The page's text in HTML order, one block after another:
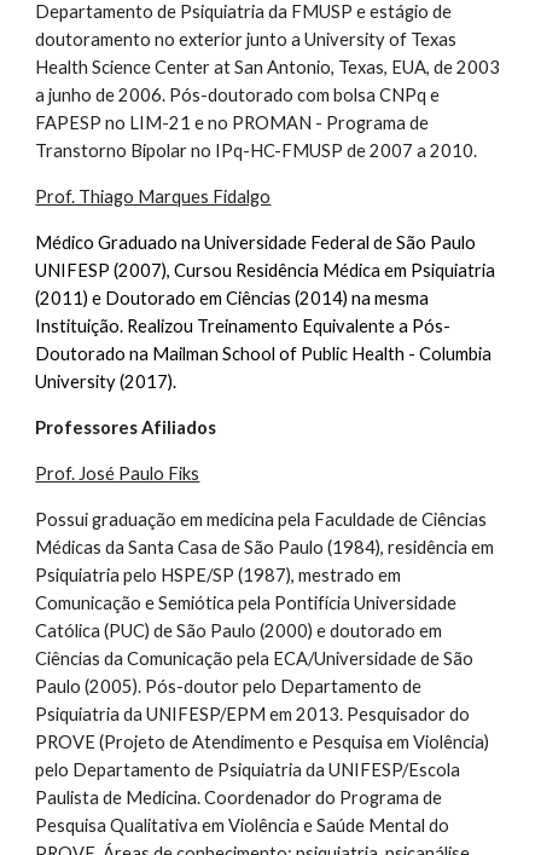
Departamento de Psiquiatria da FMUSP e estágio de
doutoramento no exterior junto a University of Texas
Health Science Center at San Antonio, Texas, EUA, de 2003
a junho de 2006. Pós-doutorado com bolsa CNPq e
FAPESP no LIM-21 e no PROMAN - Programa de
Transtorno Bipolar no IPq-HC-FMUSP de 2007 a 2010.
Prof. Thiago Marques Fidalgo
Médico Graduado na Universidade Federal de São Paulo
UNIFESP (2007), Cursou Residência Médica em Psiquiatria
(2011) e Doutorado em Ciências (2014) na mesma
Instituição. Realizou Treinamento Equivalente a Pós-
Doutorado na Mailman School of Public Health - Columbia
University (2017).
Professores Afiliados
Prof. José Paulo Fiks
Possui graduação em medicina pela Faculdade de Ciências
Médicas da Santa Casa de São Paulo (1984), residência em
Psiquiatria pelo HSPE/SP (1987), mestrado em
Comunicação e Semiótica pela Pontifícia Universidade
Católica (PUC) de São Paulo (2000) e doutorado em
Ciências da Comunicação pela ECA/Universidade de São
Paulo (2005). Pós-doutor pelo Departamento de
Psiquiatria da UNIFESP/EPM em 2013. Pesquisador do
PROVE (Projeto de Atendimento e Pesquisa em Violência)
pelo Departamento de Psiquiatria da UNIFESP/Escola
Paulista de Medicina. Coordenador do Programa de
Pesquisa Qualitativa em Violência e Saúde Mental do